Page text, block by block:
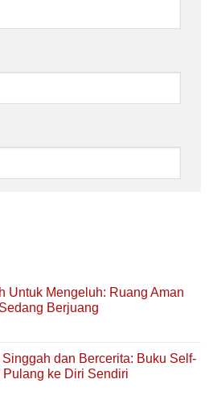
Untuk Mengeluh: Ruang Aman
Berjuang
dan Bercerita: Buku Self-
Pulang ke Diri Sendiri